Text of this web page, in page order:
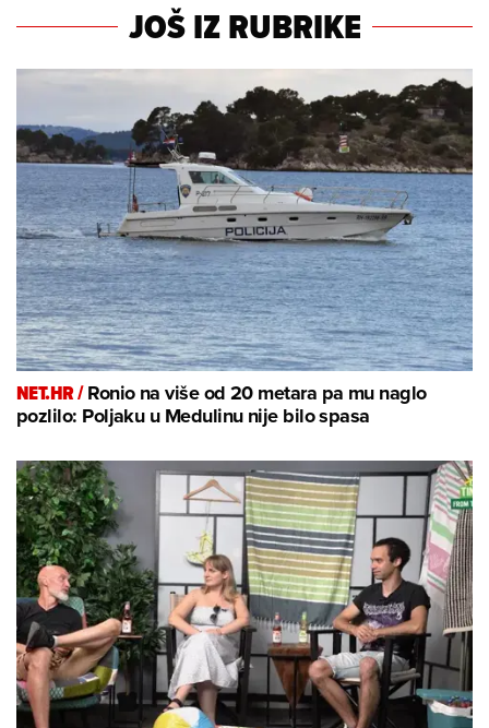
JOŠ IZ RUBRIKE
NET.HR /Ronio na više od 20 metara pa mu naglo
pozlilo: Poljaku u Medulinu nije bilo spasa